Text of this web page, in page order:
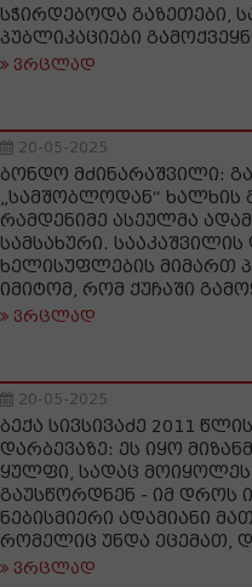
სჭირდებოდა გაზეთები,
პუბლიკაციები
ვრცლად
20-05-2025
ბონდო მძინარაშვილი:
„სამშობლოდან“
რამდენიმე ასეულმა
სამსახური. სააკაშვილის
ხელისუფლების მიმართ
იმიტომ, რომ ქუჩაში
ვრცლად
20-05-2025
ბექა სივსივაძე 2011
დარბევაზე: ეს იყო
ყულფი, სადაც
გაუსწორდნენ - იმ დროს
ნებისმიერი ადამიანი
რომელიც უნდა ეცემათ,
ვრცლად